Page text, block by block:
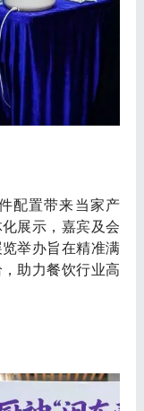
配置带来当家产
展示，嘉宾及会
举办旨在精准满
助力餐饮行业高